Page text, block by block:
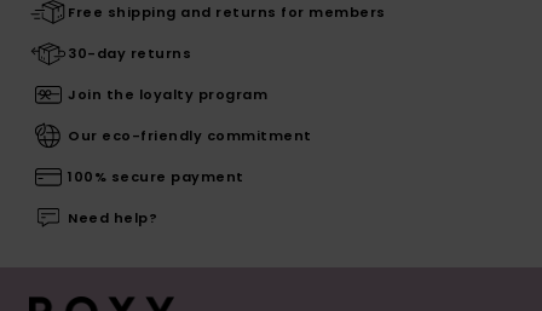
Free shipping and returns for members
30-day returns
Join the loyalty program
Our eco-friendly commitment
100% secure payment
Need help?